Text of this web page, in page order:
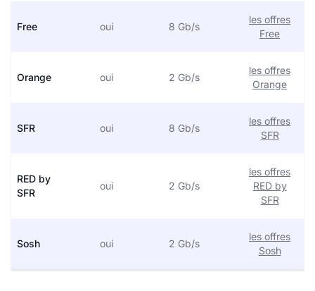
Free oui 8 Gb/s
les offres
Free
Orange oui 2 Gb/s
les offres
Orange
SFR oui 8 Gb/s
les offres
SFR
RED by
SFR
oui 2 Gb/s
les offres
RED by
SFR
Sosh oui 2 Gb/s
les offres
Sosh